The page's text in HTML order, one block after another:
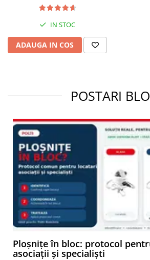
IN STOC
ADAUGA IN COS
POSTARI
Ploșnițe în bloc: protocol
asociații și specialiști